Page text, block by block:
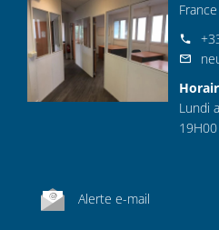
France
Lundi
19H00
Alerte e-mail